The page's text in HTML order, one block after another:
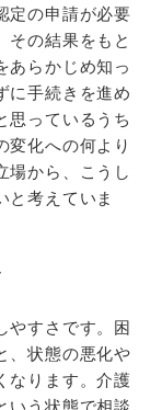
定の申請が必要
その結果をもと
あらかじめ知っ
に手続きを進め
思っているうち
変化への何より
場から、こうし
と考えていま
やすさです。困
、状態の悪化や
なります。介護
いう状態で相談